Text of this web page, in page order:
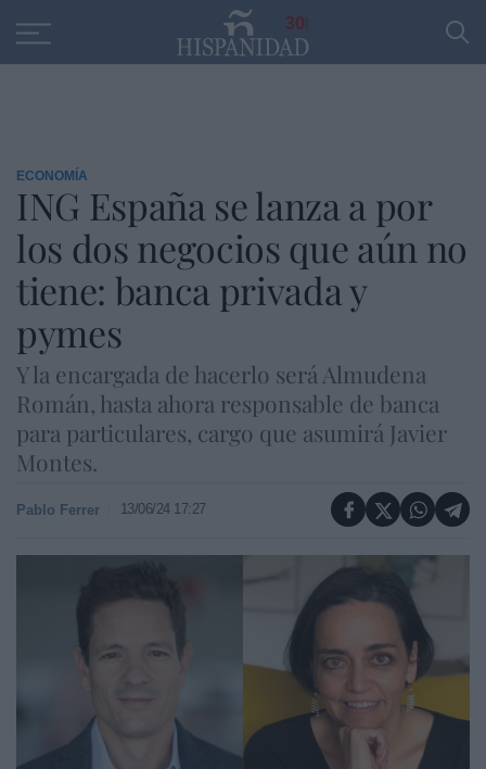
30
ECONOMÍA
ING España se lanza a por
los dos negocios que aún no
tiene: banca privada y
pymes
Y la encargada de hacerlo será Almudena
Román, hasta ahora responsable de banca
para particulares, cargo que asumirá Javier
Montes.
Pablo Ferrer 13/06/24 17:27